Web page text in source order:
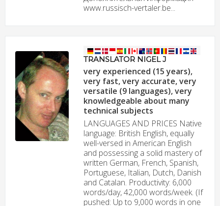
www.russisch-vertaler.be...
TRANSLATOR NIGEL J
very experienced (15 years),
very fast, very accurate, very
versatile (9 languages), very
knowledgeable about many
technical subjects
LANGUAGES AND PRICES Native
language: British English, equally
well-versed in American English
and possessing a solid mastery of
written German, French, Spanish,
Portuguese, Italian, Dutch, Danish
and Catalan. Productivity: 6,000
words/day, 42,000 words/week. (If
pushed: Up to 9,000 words in one